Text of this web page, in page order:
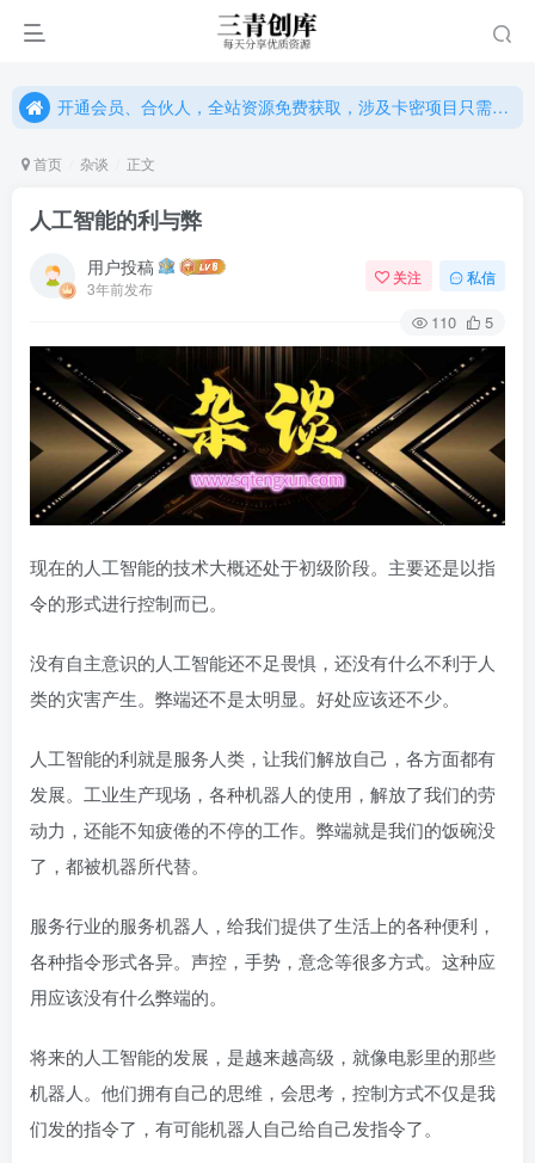
开通会员、合伙人，全站资源免费获取，涉及卡密项目只需单独购卡密（位置：网站右下悬浮按钮）
开通会员、合伙人，全站资源免费获取，涉及卡密项目只需单独购卡密（位置：网站右下悬浮按钮）
首页 杂谈 正文
人工智能的利与弊
用户投稿
3年前发布
关注 私信
110 5
现在的人工智能的技术大概还处于初级阶段。主要还是以指
令的形式进行控制而已。
没有自主意识的人工智能还不足畏惧，还没有什么不利于人
类的灾害产生。弊端还不是太明显。好处应该还不少。
人工智能的利就是服务人类，让我们解放自己，各方面都有
发展。工业生产现场，各种机器人的使用，解放了我们的劳
动力，还能不知疲倦的不停的工作。弊端就是我们的饭碗没
了，都被机器所代替。
服务行业的服务机器人，给我们提供了生活上的各种便利，
各种指令形式各异。声控，手势，意念等很多方式。这种应
用应该没有什么弊端的。
将来的人工智能的发展，是越来越高级，就像电影里的那些
机器人。他们拥有自己的思维，会思考，控制方式不仅是我
们发的指令了，有可能机器人自己给自己发指令了。